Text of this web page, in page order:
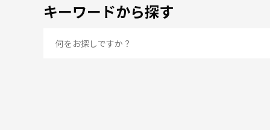
キーワードから探す